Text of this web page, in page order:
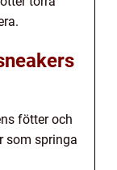
fötter och
som springa